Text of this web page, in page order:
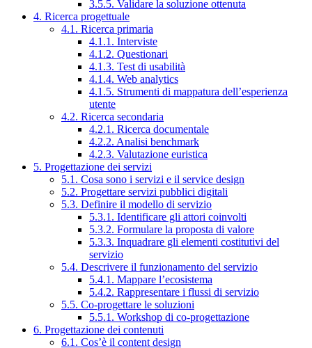
3.5.5. Validare la soluzione ottenuta
4. Ricerca progettuale
4.1. Ricerca primaria
4.1.1. Interviste
4.1.2. Questionari
4.1.3. Test di usabilità
4.1.4. Web analytics
4.1.5. Strumenti di mappatura dell’esperienza
utente
4.2. Ricerca secondaria
4.2.1. Ricerca documentale
4.2.2. Analisi benchmark
4.2.3. Valutazione euristica
5. Progettazione dei servizi
5.1. Cosa sono i servizi e il service design
5.2. Progettare servizi pubblici digitali
5.3. Definire il modello di servizio
5.3.1. Identificare gli attori coinvolti
5.3.2. Formulare la proposta di valore
5.3.3. Inquadrare gli elementi costitutivi del
servizio
5.4. Descrivere il funzionamento del servizio
5.4.1. Mappare l’ecosistema
5.4.2. Rappresentare i flussi di servizio
5.5. Co-progettare le soluzioni
5.5.1. Workshop di co-progettazione
6. Progettazione dei contenuti
6.1. Cos’è il content design